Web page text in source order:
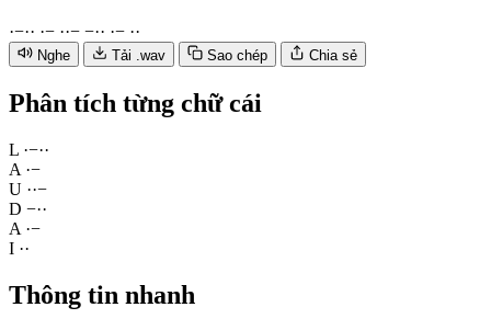
·−·· ·− ··− −·· ·− ··
Nghe Tải .wav Sao chép Chia sẻ
Phân tích từng chữ cái
L ·−··
A ·−
U ··−
D −··
A ·−
I ··
Thông tin nhanh